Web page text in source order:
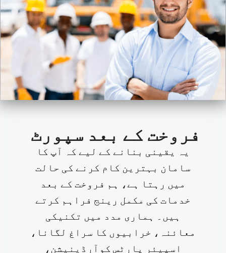
فروخت کے بعد سپورٹ
یہ یقینی بنانے کے لیے کہ آپ کا
سامان بہترین کام کرنے کی حالت
میں رہتا ہے، ہم فروخت کے بعد
خدمات کی مکمل رینج فراہم کرتے
ہیں۔ ہماری مدد میں تکنیکی
معائنہ، خرابیوں کا سراغ لگانا،
اسپیئر پارٹس کوآرڈینیشن،